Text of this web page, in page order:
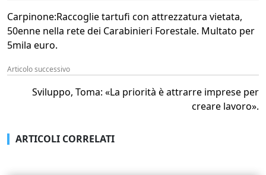
Carpinone:Raccoglie tartufi con attrezzatura vietata,
50enne nella rete dei Carabinieri Forestale. Multato per
5mila euro.
Articolo successivo
Sviluppo, Toma: «La priorità è attrarre imprese per
creare lavoro».
ARTICOLI CORRELATI